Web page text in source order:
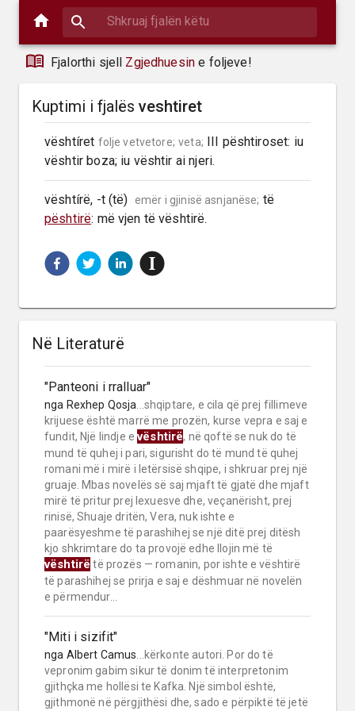
Fjalorthi sjell Zgjedhuesin e foljeve!
Kuptimi i fjalës veshtiret
vështíret folje vetvetore; veta; III pështiroset: iu
vështir boza; iu vështir ai njeri.
vështírë, -t (të) emër i gjinisë asnjanëse;
pështirë: më vjen të vështirë.
Në Literaturë
"Panteoni i rralluar"
nga Rexhep Qosja ...shqiptare, e cila që prej fillimeve
krijuese është marrë me prozën, kurse vepra e saj e
fundit, Një lindje evështirë, në qoftë se nuk do të
mund të quhej i pari, sigurisht do të mund të quhej
romani më i mirë i letërsisë shqipe, i shkruar prej një
gruaje. Mbas novelës së saj mjaft të gjatë dhe mjaft
mirë të pritur prej lexuesve dhe, veçanërisht, prej
rinisë, Shuaje dritën, Vera, nuk ishte e
paarësyeshme të parashihej se një ditë prej ditësh
kjo shkrimtare do ta provojë edhe llojin më të
vështirë të prozës — romanin, por ishte e vështirë
të parashihej se prirja e saj e dëshmuar në novelën
e përmendur...
"Miti i sizifit"
nga Albert Camus ...kërkonte autori. Por do të
vepronim gabim sikur të donim të interpretonim
gjithçka me hollësi te Kafka. Një simbol është,
gjithmonë në përgjithësi dhe, sado e përpiktë të jetë